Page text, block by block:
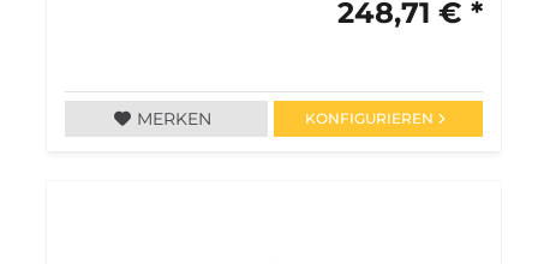
248,71 € *
MERKEN KONFIGURIEREN